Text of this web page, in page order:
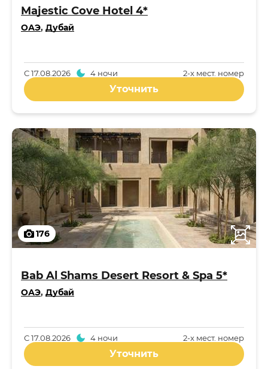
Majestic Cove Hotel 4*
ОАЭ, Дубай
2-x мест. номер
С17.08.2026 4 ночи
Уточнить
176
Bab Al Shams Desert Resort & Spa 5*
ОАЭ, Дубай
2-x мест. номер
С17.08.2026 4 ночи
Уточнить